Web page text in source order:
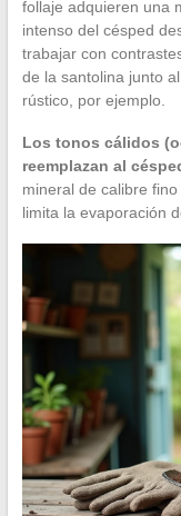
follaje adquieren una
intenso del césped
trabajar con
de la santolina junto
rústico, por ejemplo.
Los tonos cálidos
reemplazan al
mineral de calibre
limita la evaporación